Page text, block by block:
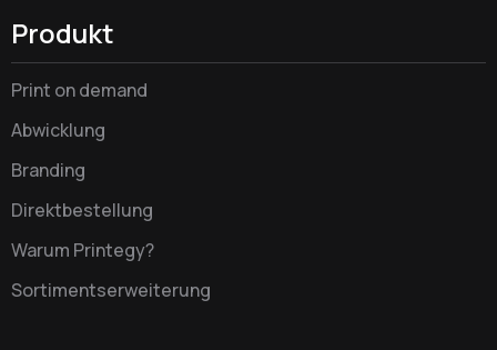
Produkt
Print on demand
Abwicklung
Branding
Direktbestellung
Warum Printegy?
Sortimentserweiterung